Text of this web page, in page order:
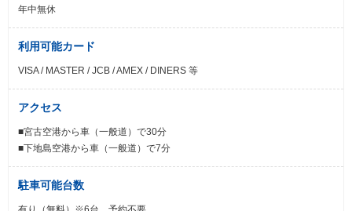
年中無休
利用可能カード
VISA / MASTER / JCB / AMEX / DINERS 等
アクセス
■宮古空港から車（一般道）で30分
■下地島空港から車（一般道）で7分
駐車可能台数